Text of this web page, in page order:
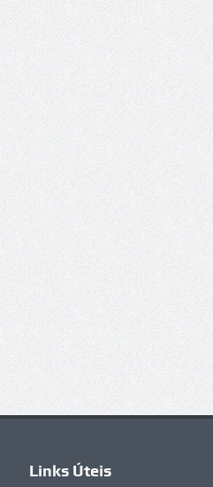
Links Úteis